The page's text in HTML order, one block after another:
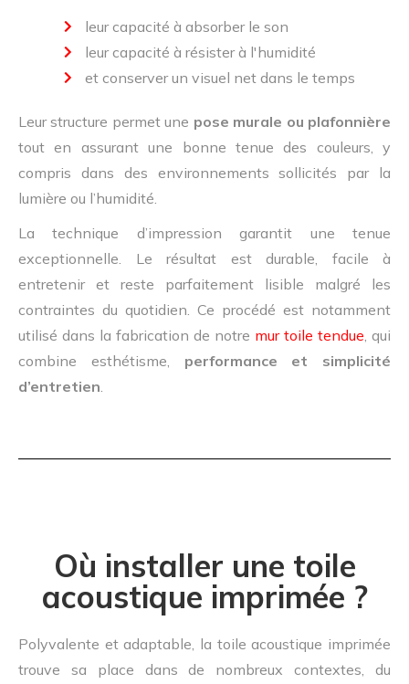
leur capacité à absorber le son
leur capacité à résister à l'humidité
et conserver un visuel net dans le temps
Leur structure permet une pose murale ou plafonnière
tout en assurant une bonne tenue des couleurs, y
compris dans des environnements sollicités par la
lumière ou l’humidité.
La technique d’impression garantit une tenue
exceptionnelle. Le résultat est durable, facile à
entretenir et reste parfaitement lisible malgré les
contraintes du quotidien. Ce procédé est notamment
utilisé dans la fabrication de notre mur toile tendue, qui
combine esthétisme, performance et simplicité
d’entretien.
Où installer une toile
acoustique imprimée ?
Polyvalente et adaptable, la toile acoustique imprimée
trouve sa place dans de nombreux contextes, du